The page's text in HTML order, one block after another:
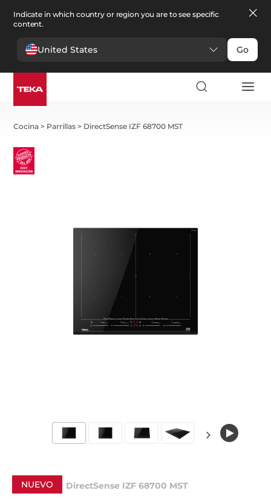
Indicate in which country or region you are to see specific
content.
United States Go
Cocina > Parrillas > DirectSense IZF 68700 MST
NUEVO DirectSense IZF 68700 MST